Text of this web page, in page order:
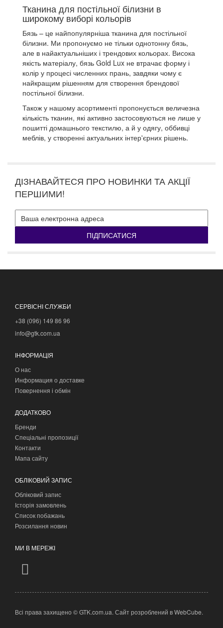
Тканина для постільної білизни в
широкому виборі кольорів
Бязь – це найпопулярніша тканина для постільної
білизни. Ми пропонуємо не тільки однотонну бязь,
але в найактуальніших і трендових кольорах. Висока
якість матеріалу, бязь Gold Lux ​​не втрачає форму і
колір у процесі численних прань, завдяки чому є
найкращим рішенням для створення брендової
постільної білизни.
Також у нашому асортименті пропонується величезна
кількість тканин, які активно застосовуються не лише у
пошитті домашнього текстилю, а й у одягу, оббивці
меблів, у створенні актуальних інтер'єрних рішень.
ДІЗНАВАЙТЕСЯ ПРО НОВИНКИ ТА АКЦІЇ
ПЕРШИМИ!
ПІДПИСАТИСЯ
СЕРВІСНІ СЛУЖБИ
+38 (096) 149 86 96
info@gtk.com.ua
ІНФОРМАЦІЯ
О нас
Информация о доставке
Повернення і обмін
ДОДАТКОВО
Бренди
Спеціальні пропозиції
Контакти
Мапа сайту
ОБЛІКОВИЙ ЗАПИС
Обліковий запис
Історія замовлень
Список побажань
Розсилання новин
МИ В МЕРЕЖІ
Всі права захищено © GTK.com.ua. Сайт розроблений вWebCube.